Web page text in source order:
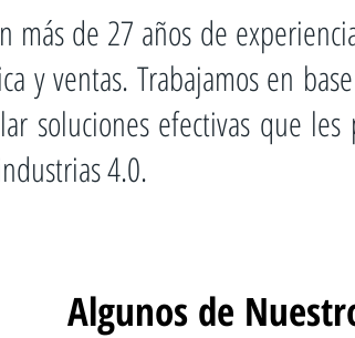
más de 27 años de
y ventas. Trabajamos en
soluciones efectivas que
4.0.
Algunos de